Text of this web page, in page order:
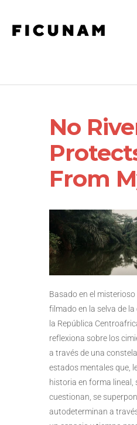
No
From
Basado en el
filmado en la selva de la
la República
reflexiona sobre los
a través de una
estados mentales que,
historia en forma lineal,
cuestionan, se
autodeterminan a